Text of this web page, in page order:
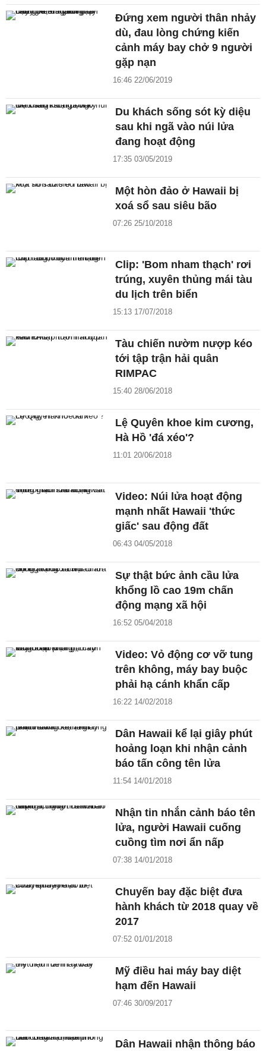
Đứng xem người thân nhảy
dù, đau lòng chứng kiến
cảnh máy bay chở 9 người
gặp nạn
16:46 22/06/2019
Du khách sống sót kỳ diệu
sau khi ngã vào núi lửa
đang hoạt động
17:35 03/05/2019
Một hòn đảo ở Hawaii bị
xoá sổ sau siêu bão
07:26 25/10/2018
Clip: 'Bom nham thạch' rơi
trúng, xuyên thủng mái tàu
du lịch trên biển
15:13 17/07/2018
Tàu chiến nườm nượp kéo
tới tập trận hải quân
RIMPAC
15:40 28/06/2018
Lệ Quyên khoe kim cương,
Hà Hồ 'đá xéo'?
11:01 20/06/2018
Video: Núi lửa hoạt động
mạnh nhất Hawaii 'thức
giấc' sau động đất
06:43 04/05/2018
Sự thật bức ảnh cầu lửa
khổng lồ cao 19m chấn
động mạng xã hội
16:52 05/04/2018
Video: Vỏ động cơ vỡ tung
trên không, máy bay buộc
phải hạ cánh khẩn cấp
16:22 14/02/2018
Dân Hawaii kể lại giây phút
hoảng loạn khi nhận cảnh
báo tấn công tên lửa
11:54 14/01/2018
Nhận tin nhắn cảnh báo tên
lửa, người Hawaii cuống
cuồng tìm nơi ẩn nấp
07:38 14/01/2018
Chuyến bay đặc biệt đưa
hành khách từ 2018 quay về
2017
07:52 01/01/2018
Mỹ điều hai máy bay diệt
hạm đến Hawaii
07:46 30/09/2017
Dân Hawaii nhận thông báo